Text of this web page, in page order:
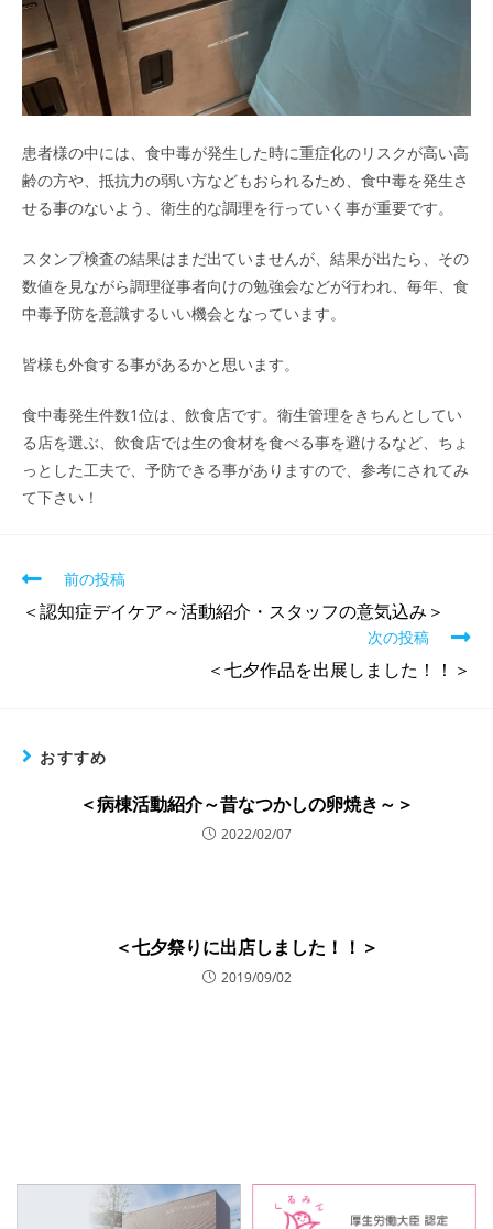
患者様の中には、食中毒が発生した時に重症化のリスクが高い高
齢の方や、抵抗力の弱い方などもおられるため、食中毒を発生さ
せる事のないよう、衛生的な調理を行っていく事が重要です。
スタンプ検査の結果はまだ出ていませんが、結果が出たら、その
数値を見ながら調理従事者向けの勉強会などが行われ、毎年、食
中毒予防を意識するいい機会となっています。
皆様も外食する事があるかと思います。
食中毒発生件数1位は、飲食店です。衛生管理をきちんとしてい
る店を選ぶ、飲食店では生の食材を食べる事を避けるなど、ちょ
っとした工夫で、予防できる事がありますので、参考にされてみ
て下さい！
前の投稿
＜認知症デイケア～活動紹介・スタッフの意気込み＞
次の投稿
＜七夕作品を出展しました！！＞
おすすめ
＜病棟活動紹介～昔なつかしの卵焼き～＞
2022/02/07
＜七夕祭りに出店しました！！＞
2019/09/02